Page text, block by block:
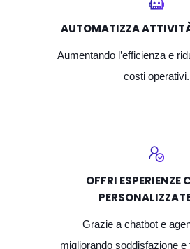
AUTOMATIZZA
Aumentando l’efficienza e
costi operativi.
OFFRI ESPERIENZE
Grazie a chatbot e
migliorando soddisfazione e